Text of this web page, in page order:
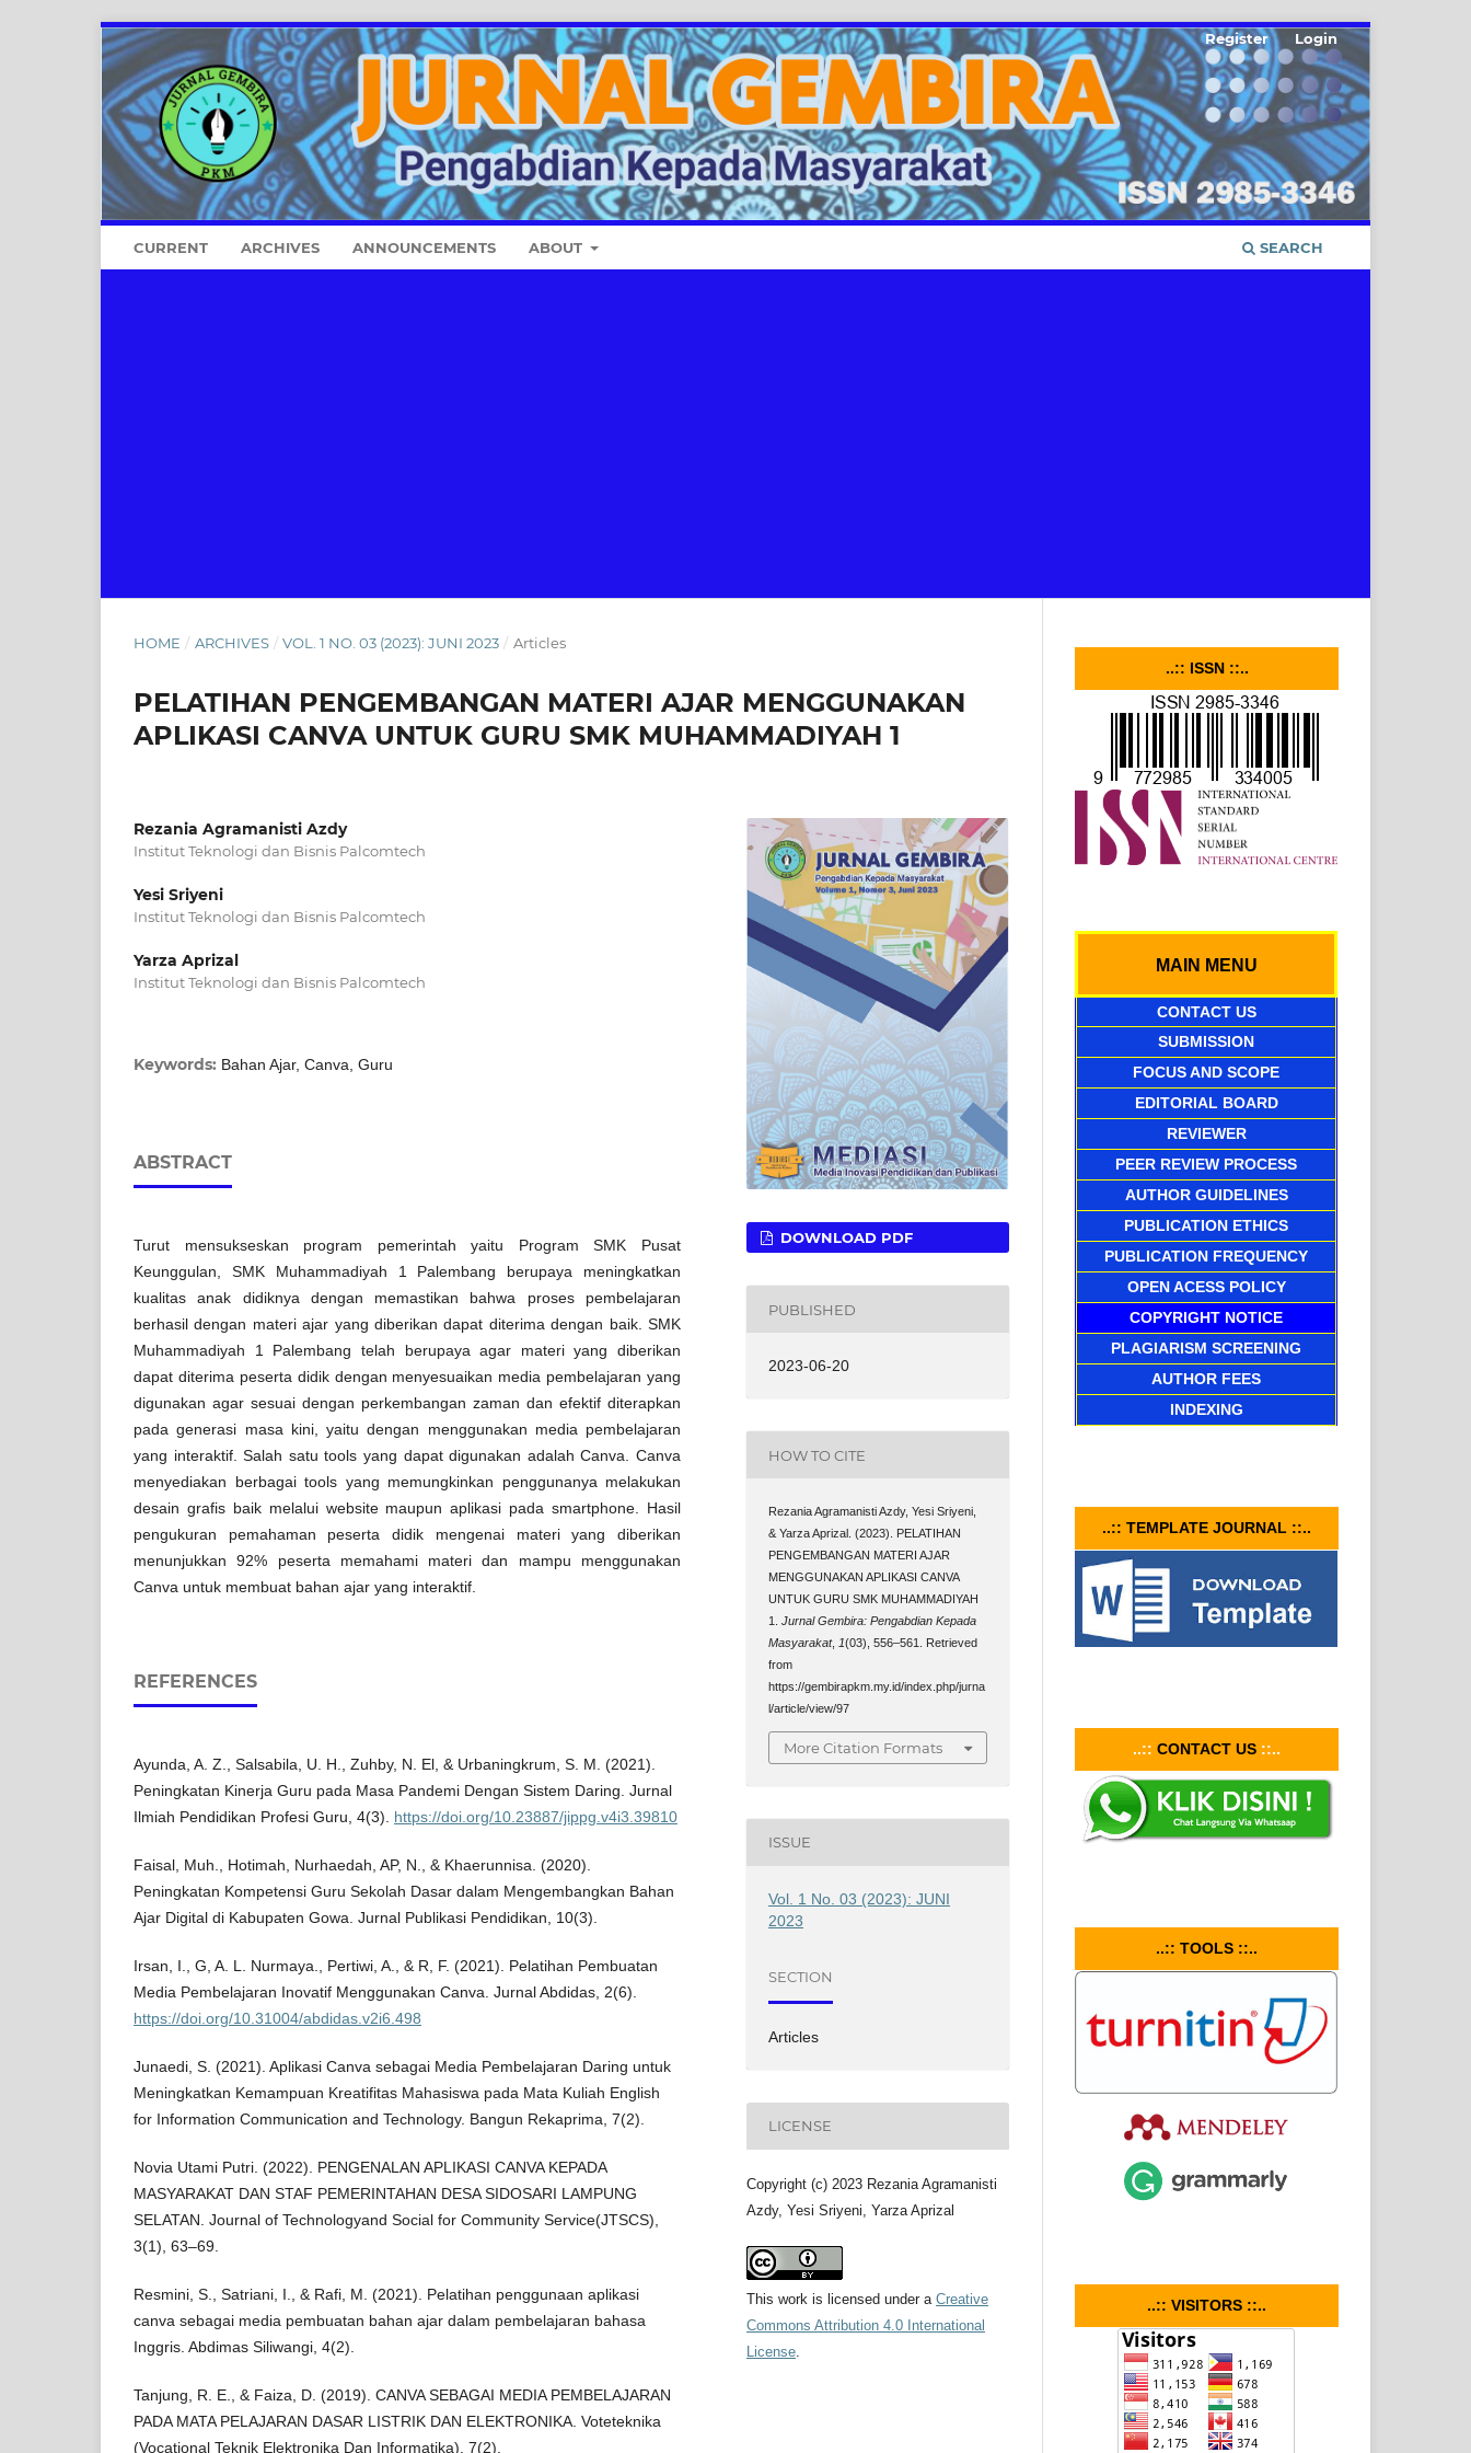
CURRENT ARCHIVES ANNOUNCEMENTS ABOUT SEARCH
Register Login
HOME / ARCHIVES / VOL. 1 NO. 03 (2023): JUNI 2023 / Articles
PELATIHAN PENGEMBANGAN MATERI AJAR MENGGUNAKAN
APLIKASI CANVA UNTUK GURU SMK MUHAMMADIYAH 1
Rezania Agramanisti Azdy
Institut Teknologi dan Bisnis Palcomtech
Yesi Sriyeni
Institut Teknologi dan Bisnis Palcomtech
Yarza Aprizal
Institut Teknologi dan Bisnis Palcomtech
Keywords: Bahan Ajar, Canva, Guru
ABSTRACT
Turut mensukseskan program pemerintah yaitu Program SMK Pusat
Keunggulan, SMK Muhammadiyah 1 Palembang berupaya meningkatkan
kualitas anak didiknya dengan memastikan bahwa proses pembelajaran
berhasil dengan materi ajar yang diberikan dapat diterima dengan baik. SMK
Muhammadiyah 1 Palembang telah berupaya agar materi yang diberikan
dapat diterima peserta didik dengan menyesuaikan media pembelajaran yang
digunakan agar sesuai dengan perkembangan zaman dan efektif diterapkan
pada generasi masa kini, yaitu dengan menggunakan media pembelajaran
yang interaktif. Salah satu tools yang dapat digunakan adalah Canva. Canva
menyediakan berbagai tools yang memungkinkan penggunanya melakukan
desain grafis baik melalui website maupun aplikasi pada smartphone. Hasil
pengukuran pemahaman peserta didik mengenai materi yang diberikan
menunjukkan 92% peserta memahami materi dan mampu menggunakan
Canva untuk membuat bahan ajar yang interaktif.
REFERENCES
Ayunda, A. Z., Salsabila, U. H., Zuhby, N. El, & Urbaningkrum, S. M. (2021).
Peningkatan Kinerja Guru pada Masa Pandemi Dengan Sistem Daring. Jurnal
Ilmiah Pendidikan Profesi Guru, 4(3). https://doi.org/10.23887/jippg.v4i3.39810
Faisal, Muh., Hotimah, Nurhaedah, AP, N., & Khaerunnisa. (2020).
Peningkatan Kompetensi Guru Sekolah Dasar dalam Mengembangkan Bahan
Ajar Digital di Kabupaten Gowa. Jurnal Publikasi Pendidikan, 10(3).
Irsan, I., G, A. L. Nurmaya., Pertiwi, A., & R, F. (2021). Pelatihan Pembuatan
Media Pembelajaran Inovatif Menggunakan Canva. Jurnal Abdidas, 2(6).
https://doi.org/10.31004/abdidas.v2i6.498
Junaedi, S. (2021). Aplikasi Canva sebagai Media Pembelajaran Daring untuk
Meningkatkan Kemampuan Kreatifitas Mahasiswa pada Mata Kuliah English
for Information Communication and Technology. Bangun Rekaprima, 7(2).
Novia Utami Putri. (2022). PENGENALAN APLIKASI CANVA KEPADA
MASYARAKAT DAN STAF PEMERINTAHAN DESA SIDOSARI LAMPUNG
SELATAN. Journal of Technologyand Social for Community Service(JTSCS),
3(1), 63–69.
Resmini, S., Satriani, I., & Rafi, M. (2021). Pelatihan penggunaan aplikasi
canva sebagai media pembuatan bahan ajar dalam pembelajaran bahasa
Inggris. Abdimas Siliwangi, 4(2).
Tanjung, R. E., & Faiza, D. (2019). CANVA SEBAGAI MEDIA PEMBELAJARAN
PADA MATA PELAJARAN DASAR LISTRIK DAN ELEKTRONIKA. Voteteknika
(Vocational Teknik Elektronika Dan Informatika), 7(2).
DOWNLOAD PDF
PUBLISHED
2023-06-20
HOW TO CITE
Rezania Agramanisti Azdy, Yesi Sriyeni,
& Yarza Aprizal. (2023). PELATIHAN
PENGEMBANGAN MATERI AJAR
MENGGUNAKAN APLIKASI CANVA
UNTUK GURU SMK MUHAMMADIYAH
1.Jurnal Gembira: Pengabdian Kepada
Masyarakat, 1(03), 556–561. Retrieved
from
https://gembirapkm.my.id/index.php/jurna
l/article/view/97
More Citation Formats
ISSUE
Vol. 1 No. 03 (2023): JUNI
2023
SECTION
Articles
LICENSE
Copyright (c) 2023 Rezania Agramanisti
Azdy, Yesi Sriyeni, Yarza Aprizal
This work is licensed under a Creative
Commons Attribution 4.0 International
License
..:: ISSN ::..
MAIN MENU
CONTACT US
SUBMISSION
FOCUS AND SCOPE
EDITORIAL BOARD
REVIEWER
PEER REVIEW PROCESS
AUTHOR GUIDELINES
PUBLICATION ETHICS
PUBLICATION FREQUENCY
OPEN ACESS POLICY
COPYRIGHT NOTICE
PLAGIARISM SCREENING
AUTHOR FEES
INDEXING
..:: TEMPLATE JOURNAL ::..
..:: CONTACT US ::..
..:: TOOLS ::..
..:: VISITORS ::..